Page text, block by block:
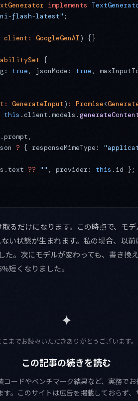
implements
flash-latest" ;
client : GoogleGenAI ) {}
{
true , jsonMode: true ,
: GenerateInput) : Promise<
this .client.models.
? { responseMimeType:
?? "" , provider: this .id };
取るだけになります。この時点で、モデ
い状態が生まれます。私の場合、以
た。次にモデルが変わっても、書き換
短くなりました。
✦
こまでお読みいただきありがとうございます。
この記事の続きを読む
コードやベンチマーク結果など、実務で
す。このサイトは広告を掲載しておらず